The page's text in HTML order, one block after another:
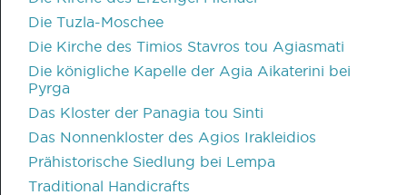
Die Tuzla-Moschee
Die Kirche des Timios Stavros tou Agiasmati
Die königliche Kapelle der Agia Aikaterini bei
Pyrga
Das Kloster der Panagia tou Sinti
Das Nonnenkloster des Agios Irakleidios
Prähistorische Siedlung bei Lempa
Traditional Handicrafts